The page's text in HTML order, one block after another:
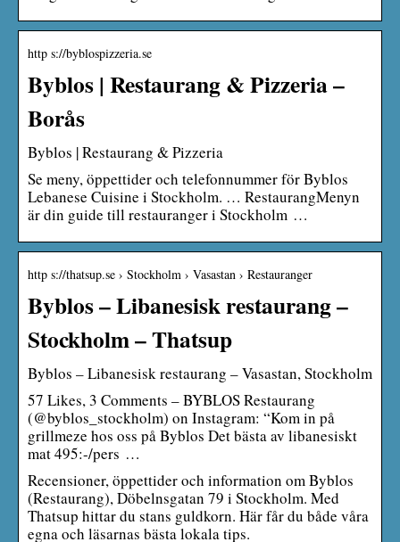
http s://byblospizzeria.se
Byblos | Restaurang & Pizzeria –
Borås
Byblos | Restaurang & Pizzeria
Se meny, öppettider och telefonnummer för Byblos
Lebanese Cuisine i Stockholm. … RestaurangMenyn
är din guide till restauranger i Stockholm …
http s://thatsup.se › Stockholm › Vasastan › Restauranger
Byblos – Libanesisk restaurang –
Stockholm – Thatsup
Byblos – Libanesisk restaurang – Vasastan, Stockholm
57 Likes, 3 Comments – BYBLOS Restaurang
(@byblos_stockholm) on Instagram: “Kom in på
grillmeze hos oss på Byblos Det bästa av libanesiskt
mat 495:-/pers …
Recensioner, öppettider och information om Byblos
(Restaurang), Döbelnsgatan 79 i Stockholm. Med
Thatsup hittar du stans guldkorn. Här får du både våra
egna och läsarnas bästa lokala tips.